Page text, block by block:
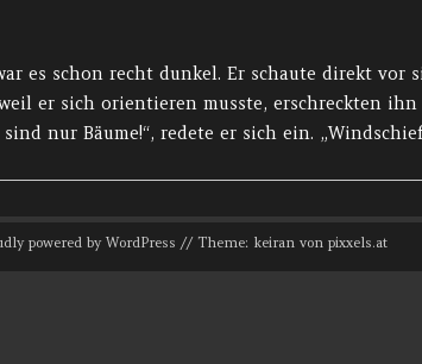
es schon recht dunkel. Er schaute direkt vor
er sich orientieren musste, erschreckten
nur Bäume!“, redete er sich ein.
powered by WordPress // Theme: keiran vonpixxels.at